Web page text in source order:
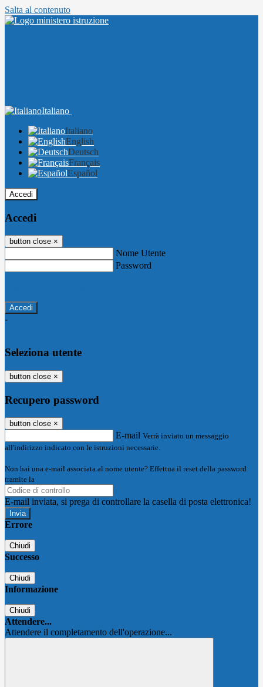
Salta al contenuto
Italiano
Italiano
English
Deutsch
Français
Español
Accedi
Accedi
button close ×
Nome Utente
Password
-
Seleziona utente
button close ×
Recupero password
button close ×
E-mail Verrà inviato un messaggio
all'indirizzo indicato con le istruzioni necessarie.
Non hai una e-mail associata al nome utente? Effettua il reset della password
tramite la
E-mail inviata, si prega di controllare la casella di posta elettronica!
Errore
Chiudi
Successo
Chiudi
Informazione
Chiudi
Attendere...
Attendere il completamento dell'operazione...